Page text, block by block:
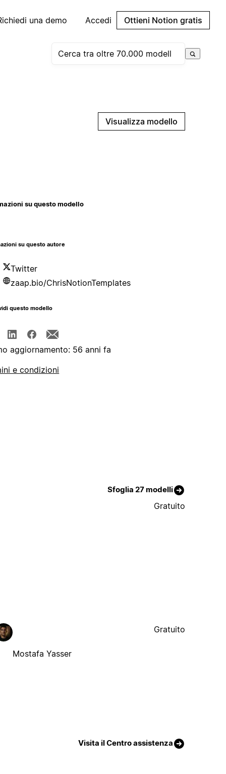
una demo Accedi Ottieni Notion gratis
Visualizza modello
su questo modello
su questo autore
Twitter
zaap.bio/ChrisNotionTemplates
questo modello
aggiornamento: 56 anni fa
e condizioni
Sfoglia 27 modelli
Gratuito
Mostafa Yasser
Gratuito
Visita il Centro assistenza